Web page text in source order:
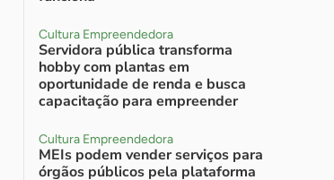
Cultura Empreendedora
Servidora pública transforma
hobby com plantas em
oportunidade de renda e busca
capacitação para empreender
Cultura Empreendedora
MEIs podem vender serviços para
órgãos públicos pela plataforma